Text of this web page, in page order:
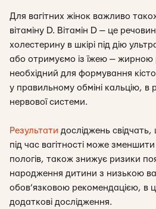
Для вагітних жінок важливо
вітаміну D. Вітамін D — це
холестерину в шкірі під дію
або отримуємо із їжею — жирною
необхідний для формування
у правильному обміні кальцію, в
нервової системи.
Результати досліджень
під час вагітності може
пологів, також знижує ризики
народження дитини з низькою
обов’язковою рекомендацією, в
додаткові дослідження.